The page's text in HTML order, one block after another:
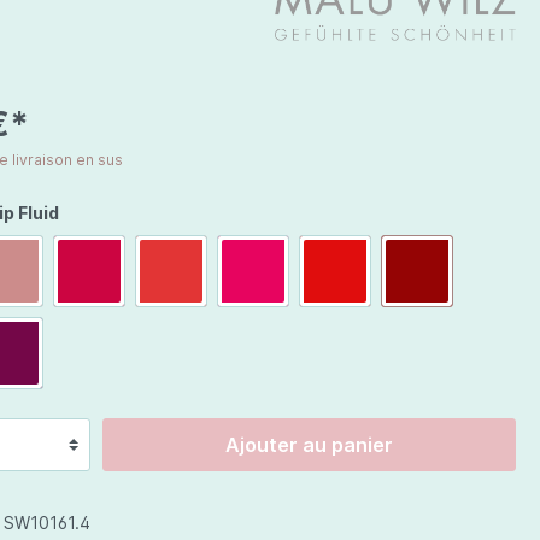
Prix spéciaux
Jojoba Care
livraison en sus
Fluid
Ajouter au panier
SW10161.4